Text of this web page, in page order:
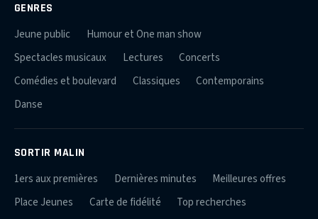
GENRES
Jeune public
Humour et One man show
Spectacles musicaux
Lectures
Concerts
Comédies et boulevard
Classiques
Contemporains
Danse
SORTIR MALIN
1ers aux premières Dernières minutes
Meilleures offres
Place Jeunes
Carte de fidélité Top recherches